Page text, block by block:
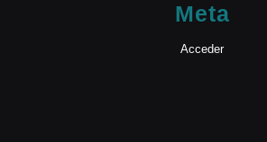
Meta
Acceder